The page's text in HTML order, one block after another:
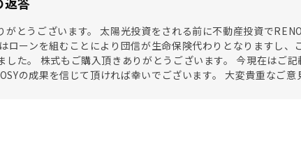
がとうございます。 太陽光投資をされる前に不動産投資で
ローンを組むことにより団信が生命保険代わりとなりますし
した。 株式もご購入頂きありがとうございます。 今現在はご
の成果を信じて頂ければ幸いでございます。 大変貴重なご意